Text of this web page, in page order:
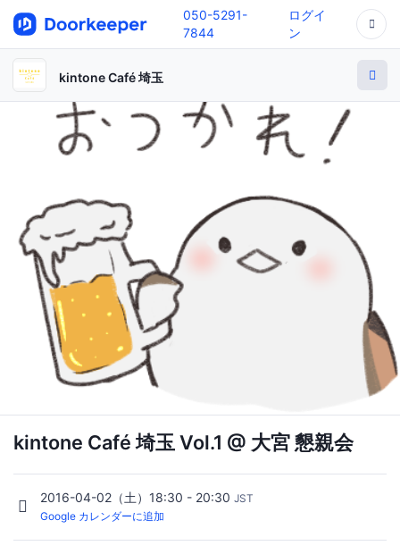
050-5291-
7844
ログイ
ン
kintone Café 埼玉
kintone Café 埼玉 Vol.1 @ 大宮 懇親会
2016-04-02（土）18:30 - 20:30 JST
Google カレンダーに追加